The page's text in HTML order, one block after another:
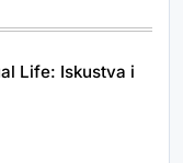
Life: Iskustva i